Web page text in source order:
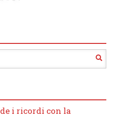
i ricordi con la